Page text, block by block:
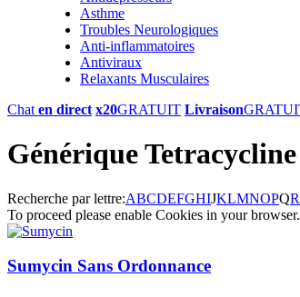
Asthme
Troubles Neurologiques
Anti-inflammatoires
Antiviraux
Relaxants Musculaires
Chat en direct x20GRATUIT Livraison
Générique
Recherche par lettre:ABCDEFGHIJKLMNOPQR
To proceed please enable Cookies in your browser.
Sumycin Sans Ordonnance